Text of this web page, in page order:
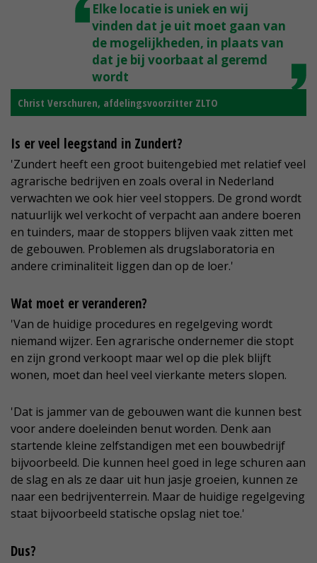
Elke locatie is uniek en wij
vinden dat je uit moet gaan van
de mogelijkheden, in plaats van
dat je bij voorbaat al geremd
wordt
Christ Verschuren, afdelingsvoorzitter ZLTO
Is er veel leegstand in Zundert?
'Zundert heeft een groot buitengebied met relatief veel
agrarische bedrijven en zoals overal in Nederland
verwachten we ook hier veel stoppers. De grond wordt
natuurlijk wel verkocht of verpacht aan andere boeren
en tuinders, maar de stoppers blijven vaak zitten met
de gebouwen. Problemen als drugslaboratoria en
andere criminaliteit liggen dan op de loer.'
Wat moet er veranderen?
'Van de huidige procedures en regelgeving wordt
niemand wijzer. Een agrarische ondernemer die stopt
en zijn grond verkoopt maar wel op die plek blijft
wonen, moet dan heel veel vierkante meters slopen.
'Dat is jammer van de gebouwen want die kunnen best
voor andere doeleinden benut worden. Denk aan
startende kleine zelfstandigen met een bouwbedrijf
bijvoorbeeld. Die kunnen heel goed in lege schuren aan
de slag en als ze daar uit hun jasje groeien, kunnen ze
naar een bedrijventerrein. Maar de huidige regelgeving
staat bijvoorbeeld statische opslag niet toe.'
Dus?